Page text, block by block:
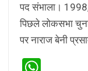
पद संभाला।
पिछले लोकसभा
पर नाराज बेनी